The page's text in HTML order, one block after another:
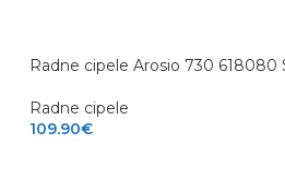
Radne cipele Arosio 730 618080
Radne cipele
109.90€